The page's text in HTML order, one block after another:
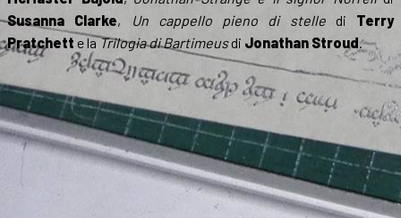
Susanna Clarke, Un cappello pieno di stelledi Terry
Pratchett e laTrilogia di Bartimeusdi Jonathan Stroud.